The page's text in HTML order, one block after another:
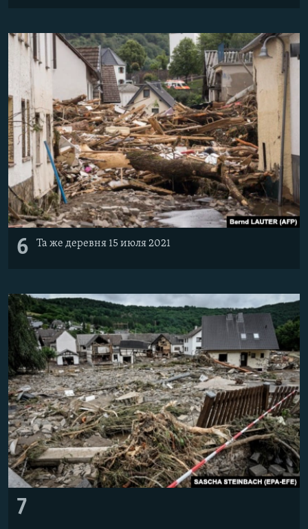
6 Та же деревня 15 июля 2021
7